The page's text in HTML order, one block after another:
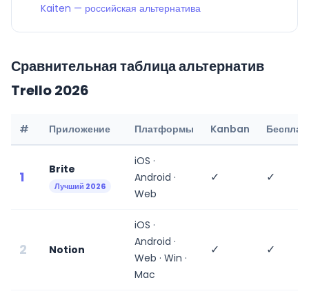
Kaiten — российская альтернатива
Сравнительная таблица альтернатив
Trello 2026
# Приложение Платформы Kanban
1 Brite
Лучший 2026
iOS ·
Android ·
Web
✓ ✓
2 Notion
iOS ·
Android ·
Web · Win ·
Mac
✓ ✓